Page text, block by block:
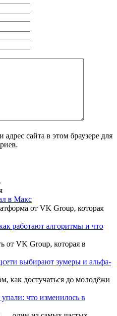
сайта в этом браузере для
в Макс
от VK Group, которая
работают алгоритмы и что
от VK Group, которая в
выбирают зумеры и альфа-
как достучаться до молодёжи
что изменилось в